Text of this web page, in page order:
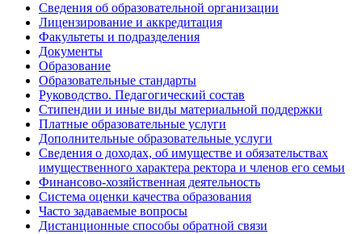
Сведения об образовательной организации
Лицензирование и аккредитация
Факультеты и подразделения
Документы
Образование
Образовательные стандарты
Руководство. Педагогический состав
Стипендии и иные виды материальной поддержки
Платные образовательные услуги
Дополнительные образовательные услуги
Сведения о доходах, об имуществе и обязательствах
имущественного характера ректора и членов его семьи
Финансово-хозяйственная деятельность
Система оценки качества образования
Часто задаваемые вопросы
Дистанционные способы обратной связи